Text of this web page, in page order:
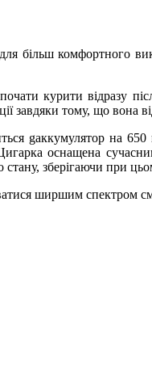
більш комфортного
курити відразу
завдяки тому, що вона
gаккумулятор на
оснащена
зберігаючи при
ширшим спектром